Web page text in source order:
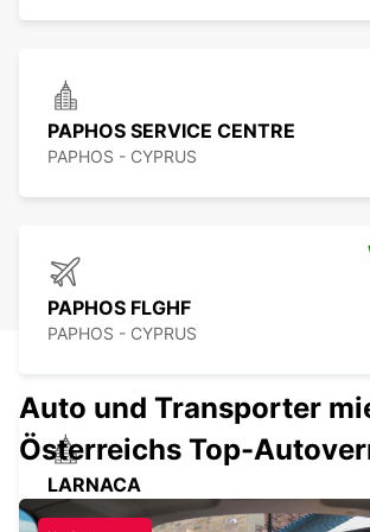
PAPHOS SERVICE CENTRE
PAPHOS - CYPRUS
PAPHOS FLGHF
PAPHOS - CYPRUS
LARNACA
LARNACA - CYPRUS
Auto und Transporter
Österreichs Top-